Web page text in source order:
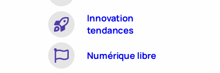
Innovation
tendances
Numérique libre